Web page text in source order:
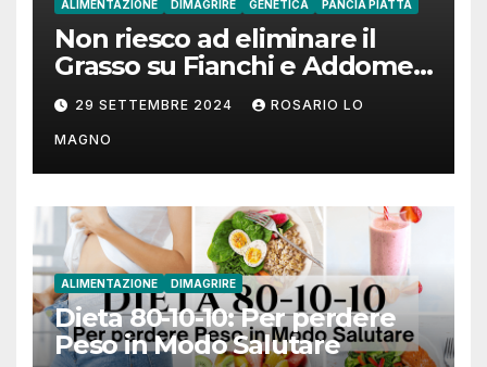
ALIMENTAZIONE DIMAGRIRE GENETICA PANCIA PIATTA
Non riesco ad eliminare il
Grasso su Fianchi e Addome:
cause e rimedi
29 SETTEMBRE 2024 ROSARIO LO
MAGNO
ALIMENTAZIONE DIMAGRIRE
Dieta 80-10-10: Per perdere
Peso in Modo Salutare